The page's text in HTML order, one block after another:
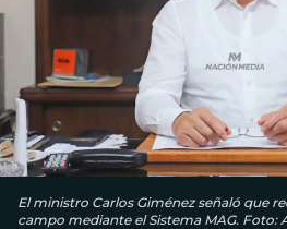
El ministro Carlos Giménez señaló que
campo mediante el Sistema MAG. Foto: